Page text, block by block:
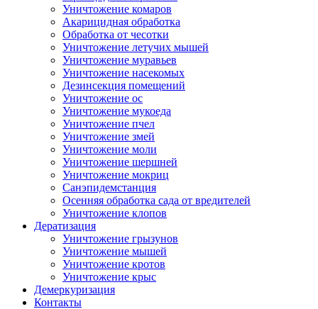
Уничтожение комаров
Акарицидная обработка
Обработка от чесотки
Уничтожение летучих мышей
Уничтожение муравьев
Уничтожение насекомых
Дезинсекция помещений
Уничтожение ос
Уничтожение мукоеда
Уничтожение пчел
Уничтожение змей
Уничтожение моли
Уничтожение шершней
Уничтожение мокриц
Санэпидемстанция
Осенняя обработка сада от вредителей
Уничтожение клопов
Дератизация
Уничтожение грызунов
Уничтожение мышей
Уничтожение кротов
Уничтожение крыс
Демеркуризация
Контакты